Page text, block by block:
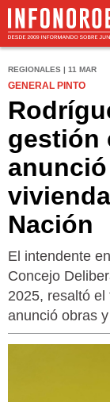
REGIONALES | 11 MAR
GENERAL PINTO
gestión
Nación
El intendente
Concejo
2025, resaltó
anunció obras